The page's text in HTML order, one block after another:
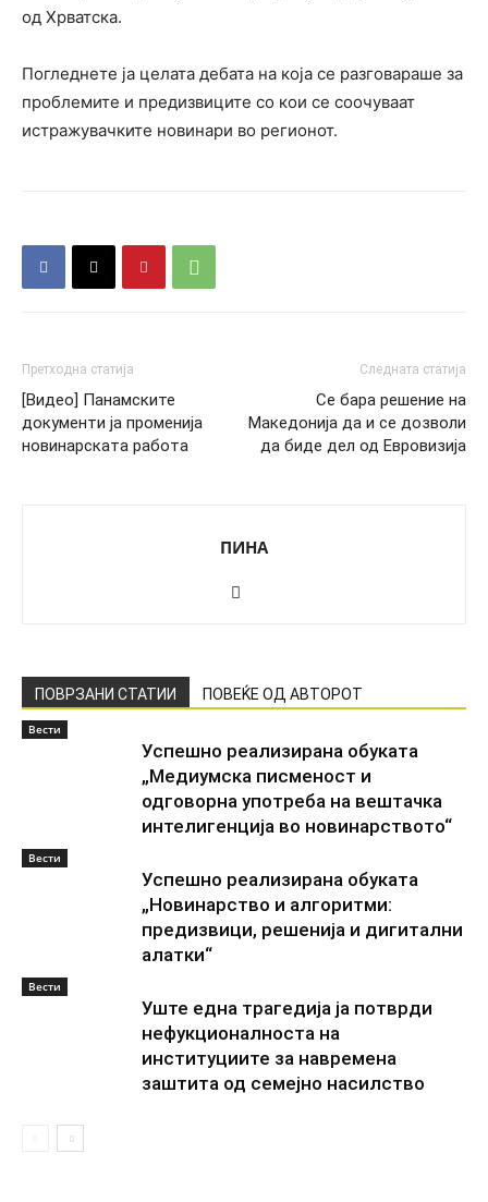
од Хрватска.
Погледнете ја целата дебата на која се разговараше за
проблемите и предизвиците со кои се соочуваат
истражувачките новинари во регионот.
Претходна статија
[Видео] Панамските
документи ја променија
новинарската работа
Следната статија
Се бара решение на
Македонија да и се дозволи
да биде дел од Евровизија
ПИНА
ПОВРЗАНИ СТАТИИ ПОВЕЌЕ ОД АВТОРОТ
Вести
Успешно реализирана обуката
„Медиумска писменост и
одговорна употреба на вештачка
интелигенција во новинарството“
Вести
Успешно реализирана обуката
„Новинарство и алгоритми:
предизвици, решенија и дигитални
алатки“
Вести
Уште една трагедија ја потврди
нефукционалноста на
институциите за навремена
заштита од семејно насилство